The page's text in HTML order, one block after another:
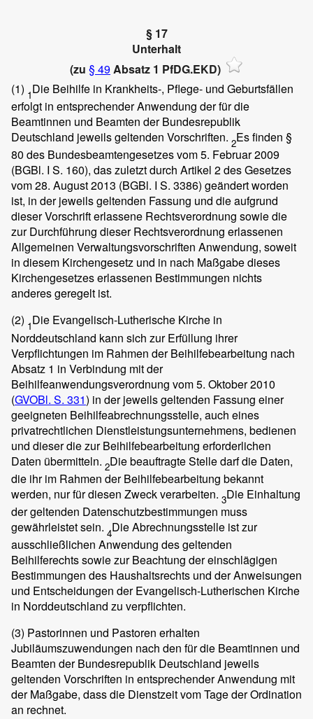
§ 17
Unterhalt
(zu § 49Absatz 1 PfDG.EKD)
(1) 1Die Beihilfe in Krankheits-, Pflege- und Geburtsfällen
erfolgt in entsprechender Anwendung der für die
Beamtinnen und Beamten der Bundesrepublik
Deutschland jeweils geltenden Vorschriften. 2Es finden §
80 des Bundesbeamtengesetzes vom 5. Februar 2009
(BGBl. I S. 160), das zuletzt durch Artikel 2 des Gesetzes
vom 28. August 2013 (BGBl. I S. 3386) geändert worden
ist, in der jeweils geltenden Fassung und die aufgrund
dieser Vorschrift erlassene Rechtsverordnung sowie die
zur Durchführung dieser Rechtsverordnung erlassenen
Allgemeinen Verwaltungsvorschriften Anwendung, soweit
in diesem Kirchengesetz und in nach Maßgabe dieses
Kirchengesetzes erlassenen Bestimmungen nichts
anderes geregelt ist.
(2) 1Die Evangelisch-Lutherische Kirche in
Norddeutschland kann sich zur Erfüllung ihrer
Verpflichtungen im Rahmen der Beihilfebearbeitung nach
Absatz 1 in Verbindung mit der
Beihilfeanwendungsverordnung vom 5. Oktober 2010
(GVOBl. S. 331) in der jeweils geltenden Fassung einer
geeigneten Beihilfeabrechnungsstelle, auch eines
privatrechtlichen Dienstleistungsunternehmens, bedienen
und dieser die zur Beihilfebearbeitung erforderlichen
Daten übermitteln. 2Die beauftragte Stelle darf die Daten,
die ihr im Rahmen der Beihilfebearbeitung bekannt
werden, nur für diesen Zweck verarbeiten. 3Die Einhaltung
der geltenden Datenschutzbestimmungen muss
gewährleistet sein. 4Die Abrechnungsstelle ist zur
ausschließlichen Anwendung des geltenden
Beihilferechts sowie zur Beachtung der einschlägigen
Bestimmungen des Haushaltsrechts und der Anweisungen
und Entscheidungen der Evangelisch-Lutherischen Kirche
in Norddeutschland zu verpflichten.
(3) Pastorinnen und Pastoren erhalten
Jubiläumszuwendungen nach den für die Beamtinnen und
Beamten der Bundesrepublik Deutschland jeweils
geltenden Vorschriften in entsprechender Anwendung mit
der Maßgabe, dass die Dienstzeit vom Tage der Ordination
an rechnet.